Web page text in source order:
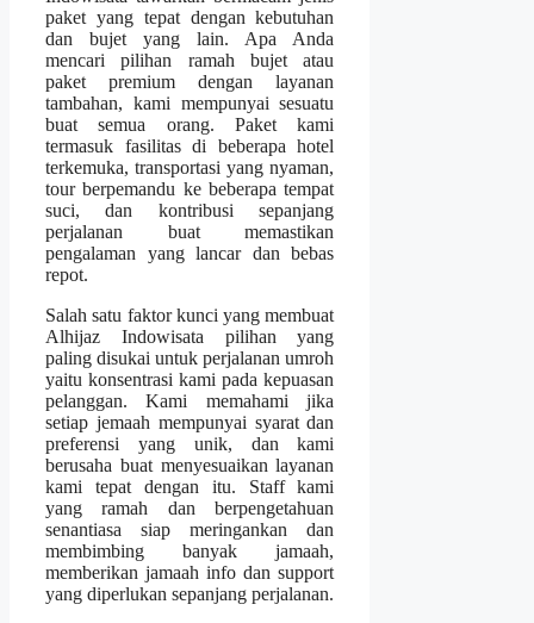
paket yang tepat dengan kebutuhan
dan bujet yang lain. Apa Anda
mencari pilihan ramah bujet atau
paket premium dengan layanan
tambahan, kami mempunyai sesuatu
buat semua orang. Paket kami
termasuk fasilitas di beberapa hotel
terkemuka, transportasi yang nyaman,
tour berpemandu ke beberapa tempat
suci, dan kontribusi sepanjang
perjalanan buat memastikan
pengalaman yang lancar dan bebas
repot.
Salah satu faktor kunci yang membuat
Alhijaz Indowisata pilihan yang
paling disukai untuk perjalanan umroh
yaitu konsentrasi kami pada kepuasan
pelanggan. Kami memahami jika
setiap jemaah mempunyai syarat dan
preferensi yang unik, dan kami
berusaha buat menyesuaikan layanan
kami tepat dengan itu. Staff kami
yang ramah dan berpengetahuan
senantiasa siap meringankan dan
membimbing banyak jamaah,
memberikan jamaah info dan support
yang diperlukan sepanjang perjalanan.